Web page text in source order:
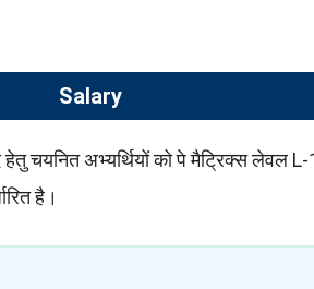
Salary
चयनित अभ्यर्थियों को पे मैट्रिक्स लेवल
है।